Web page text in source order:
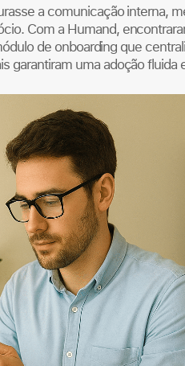
a comunicação interna,
Com a Humand,
de onboarding que
garantiram uma adoção fluida